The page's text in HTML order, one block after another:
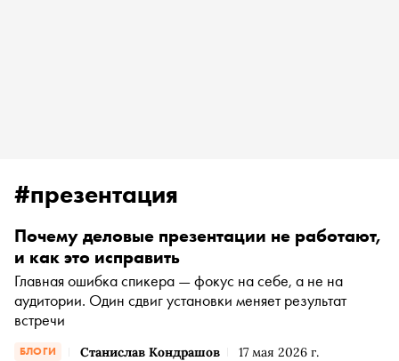
#презентация
БЛОГИ Станислав Кондрашов 17 мая 2026 г.
Почему деловые презентации не работают,
и как это исправить
Главная ошибка спикера — фокус на себе, а не на
аудитории. Один сдвиг установки меняет результат
встречи